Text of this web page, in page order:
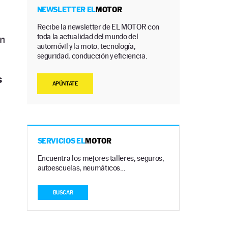
NEWSLETTER ELMOTOR
Recibe la newsletter de EL MOTOR con
toda la actualidad del mundo del
automóvil y la moto, tecnología,
seguridad, conducción y eficiencia.
APÚNTATE
SERVICIOS ELMOTOR
Encuentra los mejores talleres, seguros,
autoescuelas, neumáticos…
BUSCAR